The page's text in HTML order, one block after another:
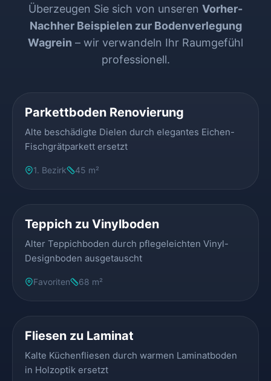
Überzeugen Sie sich von unseren Vorher-
Nachher Beispielen zur Bodenverlegung
Wagrein – wir verwandeln Ihr Raumgefühl
professionell.
Parkettboden Renovierung
Alte beschädigte Dielen durch elegantes Eichen-
Fischgrätparkett ersetzt
1. Bezirk 45 m²
Teppich zu Vinylboden
Alter Teppichboden durch pflegeleichten Vinyl-
Designboden ausgetauscht
Favoriten 68 m²
Fliesen zu Laminat
Kalte Küchenfliesen durch warmen Laminatboden
in Holzoptik ersetzt